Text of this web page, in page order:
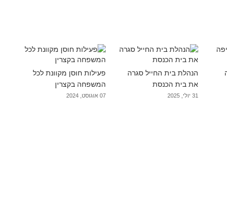
הנהלת בית החייל סגרה
את בית הכנסת
31 יולי, 2025
פעילות חוסן מקוונת לכל
המשפחה בקצרין
07 אוגוסט, 2024